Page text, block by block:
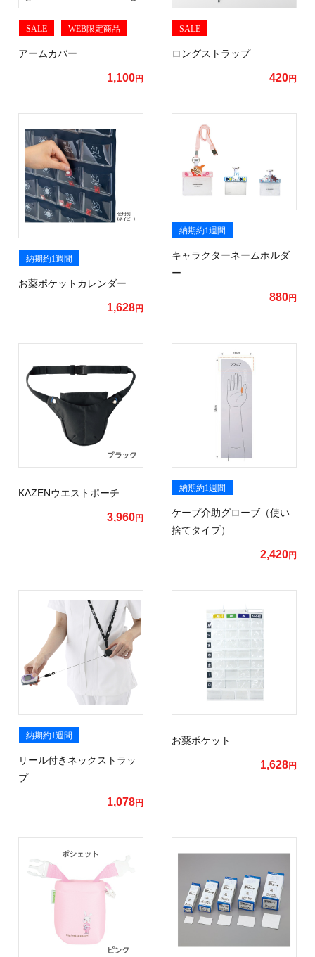
SALE WEB限定商品
アームカバー
1,100円
SALE
ロングストラップ
420円
納期約1週間
お薬ポケットカレンダー
1,628円
納期約1週間
キャラクターネームホルダ
ー
880円
KAZENウエストポーチ
3,960円
納期約1週間
ケープ介助グローブ（使い
捨てタイプ）
2,420円
納期約1週間
リール付きネックストラッ
プ
1,078円
お薬ポケット
1,628円